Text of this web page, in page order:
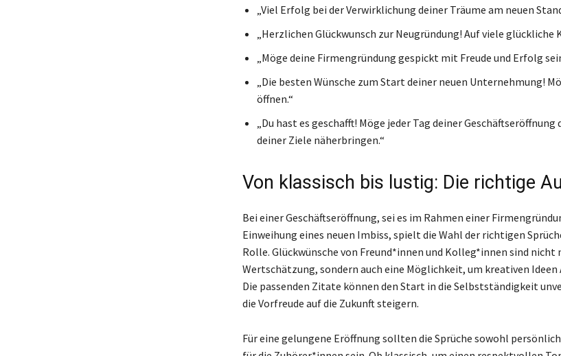
„Viel Erfolg bei der Verwirklichung deiner Träume am neuen
„Herzlichen Glückwunsch zur Neugründung! Auf viele glückliche
„Möge deine Firmengründung gespickt mit Freude und Erfolg
„Die besten Wünsche zum Start deiner neuen Unternehmung!
öffnen.“
„Du hast es geschafft! Möge jeder Tag deiner
deiner Ziele näherbringen.“
Von klassisch bis lustig: Die richtige
Bei einer Geschäftseröffnung, sei es im Rahmen einer
Einweihung eines neuen Imbiss, spielt die Wahl der richtigen
Rolle. Glückwünsche von Freund*innen und Kolleg*innen sind nicht
Wertschätzung, sondern auch eine Möglichkeit, um kreativen Ideen
Die passenden Zitate können den Start in die Selbstständigkeit
die Vorfreude auf die Zukunft steigern.
Für eine gelungene Eröffnung sollten die Sprüche sowohl